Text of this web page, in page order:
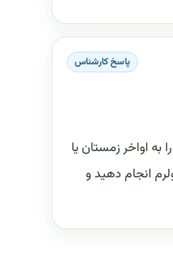
پاسخ کارشناس
اواخر زمستان یا
انجام دهید و